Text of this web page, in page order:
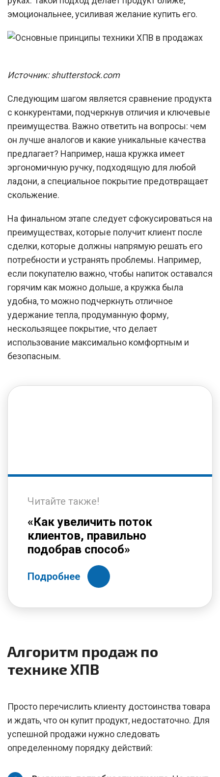
эмоциональнее, усиливая желание купить его.
Источник: shutterstock.com
Следующим шагом является сравнение продукта
с конкурентами, подчеркнув отличия и ключевые
преимущества. Важно ответить на вопросы: чем
он лучше аналогов и какие уникальные качества
предлагает? Например, наша кружка имеет
эргономичную ручку, подходящую для любой
ладони, а специальное покрытие предотвращает
скольжение.
На финальном этапе следует сфокусироваться на
преимуществах, которые получит клиент после
сделки, которые должны напрямую решать его
потребности и устранять проблемы. Например,
если покупателю важно, чтобы напиток оставался
горячим как можно дольше, а кружка была
удобна, то можно подчеркнуть отличное
удержание тепла, продуманную форму,
нескользящее покрытие, что делает
использование максимально комфортным и
безопасным.
Читайте также!
«Как увеличить поток
клиентов, правильно
подобрав способ»
Подробнее
Алгоритм продаж по
технике ХПВ
Просто перечислить клиенту достоинства товара
и ждать, что он купит продукт, недостаточно. Для
успешной продажи нужно следовать
определенному порядку действий: